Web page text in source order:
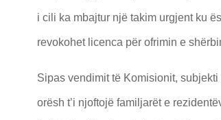
i cili ka mbajtur një takim urgjent ku
revokohet licenca për ofrimin e
Sipas vendimit të Komisionit,
orësh t’i njoftojë familjarët e